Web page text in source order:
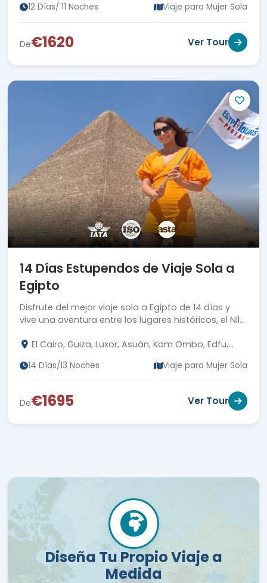
12 Días/ 11 Noches Viaje para Mujer Sola
De€1620 Ver Tour
14 Días Estupendos de Viaje Sola a
Egipto
Disfrute del mejor viaje sola a Egipto de 14 días y
vive una aventura entre los lugares históricos, el Nilo
El Cairo, Guiza, Luxor, Asuán, Kom Ombo, Edfu,
14 Días/13 Noches Viaje para Mujer Sola
De€1695 Ver Tour
Diseña Tu Propio Viaje a
Medida